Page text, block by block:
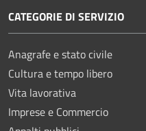
CATEGORIE DI SERVIZIO
Anagrafe e stato civile
Cultura e tempo libero
Vita lavorativa
Imprese e Commercio